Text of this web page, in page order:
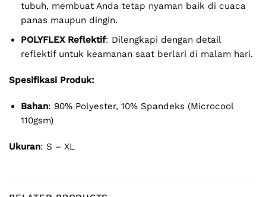
tubuh, membuat Anda tetap nyaman baik di cuaca
panas maupun dingin.
POLYFLEX Reflektif: Dilengkapi dengan detail
reflektif untuk keamanan saat berlari di malam hari.
Spesifikasi Produk:
Bahan: 90% Polyester, 10% Spandeks (Microcool
110gsm)
Ukuran: S – XL